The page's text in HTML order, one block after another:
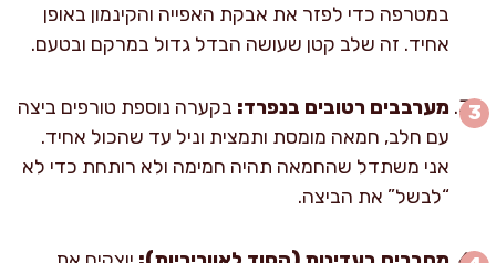
במטרפה כדי לפזר את אבקת האפייה והקינמון באופן
אחיד. זה שלב קטן שעושה הבדל גדול במרקם ובטעם.
מערבבים רטובים בנפרד: בקערה נוספת טורפים ביצה
עם חלב, חמאה מומסת ותמצית וניל עד שהכול אחיד.
אני משתדל שהחמאה תהיה חמימה ולא רותחת כדי לא
“לבשל” את הביצה.